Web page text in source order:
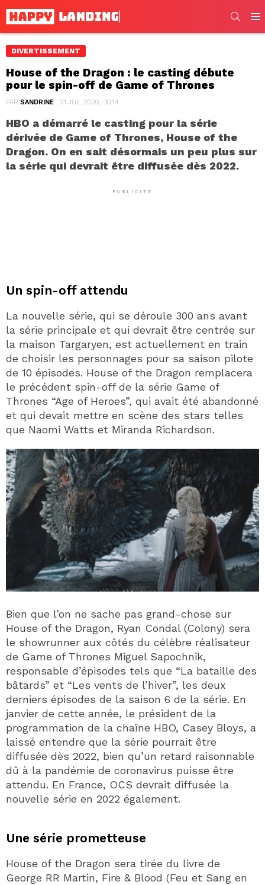
DIVERTISSEMENT
House of the Dragon : le casting débute
pour le spin-off de Game of Thrones
PAR SANDRINE 21 JUIL 2020, · 10:14
HBO a démarré le casting pour la série
dérivée de Game of Thrones, House of the
Dragon. On en sait désormais un peu plus sur
la série qui devrait être diffusée dès 2022.
PUBLICITÉ
Un spin-off attendu
La nouvelle série, qui se déroule 300 ans avant
la série principale et qui devrait être centrée sur
la maison Targaryen, est actuellement en train
de choisir les personnages pour sa saison pilote
de 10 épisodes. House of the Dragon remplacera
le précédent spin-off de la série Game of
Thrones “Age of Heroes”, qui avait été abandonné
et qui devait mettre en scène des stars telles
que Naomi Watts et Miranda Richardson.
Bien que l’on ne sache pas grand-chose sur
House of the Dragon, Ryan Condal (Colony) sera
le showrunner aux côtés du célèbre réalisateur
de Game of Thrones Miguel Sapochnik,
responsable d’épisodes tels que “La bataille des
bâtards” et “Les vents de l’hiver”, les deux
derniers épisodes de la saison 6 de la série. En
janvier de cette année, le président de la
programmation de la chaîne HBO, Casey Bloys, a
laissé entendre que la série pourrait être
diffusée dès 2022, bien qu’un retard raisonnable
dû à la pandémie de coronavirus puisse être
attendu. En France, OCS devrait diffusée la
nouvelle série en 2022 également.
Une série prometteuse
House of the Dragon sera tirée du livre de
George RR Martin, Fire & Blood (Feu et Sang en